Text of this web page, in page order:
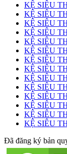
KỆ SIÊU
KỆ SIÊU
KỆ SIÊU
KỆ SIÊU
KỆ SIÊU
KỆ SIÊU
KỆ SIÊU
KỆ SIÊU
KỆ SIÊU
KỆ SIÊU
KỆ SIÊU
KỆ SIÊU
KỆ SIÊU
KỆ SIÊU
Đã đăng ký bản